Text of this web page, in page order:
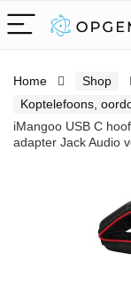
Home
Shop
Koptelefoons,
iMangoo USB C
adapter Jack Audio